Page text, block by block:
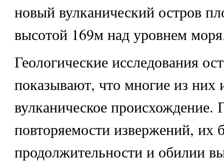
новый вулканический остров
высотой 169м над уровнем
Геологические исследования
показывают, что многие из них
вулканическое происхождение.
повторяемости извержений, их
продолжительности и обилии